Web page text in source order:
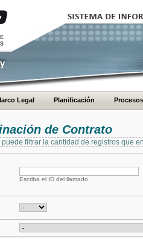
Legal Planificación Procesos
de Contrato
filtrar la cantidad de registros que
Escriba el ID del llamado